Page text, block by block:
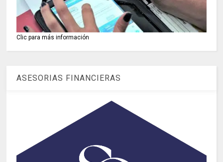
Clic para más información
ASESORIAS FINANCIERAS